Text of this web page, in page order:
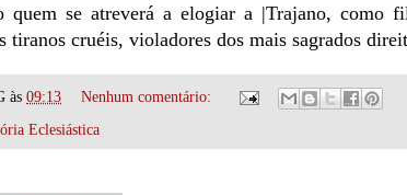
quem se atreverá a elogiar a |Trajano, como
tiranos cruéis, violadores dos mais sagrados
às 09:13
Nenhum comentário:
Eclesiástica